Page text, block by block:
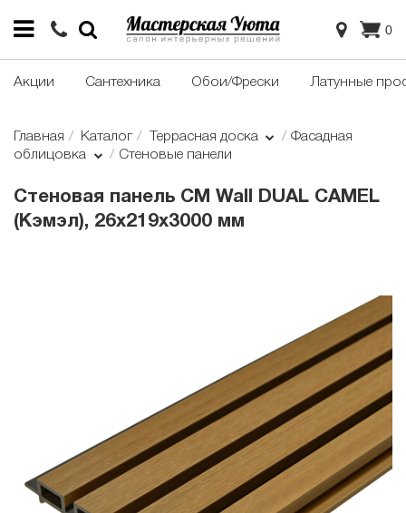
0
Акции Сантехника Обои/Фрески Латунные
Главная Каталог Террасная доска
Фасадная
облицовка
Стеновые панели
Стеновая панель CM Wall DUAL CAMEL
(Кэмэл), 26x219x3000 мм